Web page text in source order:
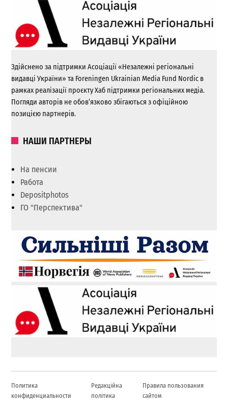
Здійснено за підтримки Асоціації «Незалежні регіональні
видавці України» та Foreningen Ukrainian Media Fund Nordic в
рамках реалізації проєкту Хаб підтримки регіональних медіа.
Погляди авторів не обов’язково збігаються з офіційною
позицією партнерів.
НАШИ ПАРТНЕРЫ
На пенсии
Работа
Depositphotos
ГО "Перспектива"
Политика
конфиденциальности
Редакційна
політика
Правила пользования
сайтом